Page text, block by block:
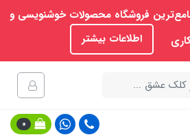
فروشگاه محصولات خوشنویسی و
اطلاعات بیشتر
0